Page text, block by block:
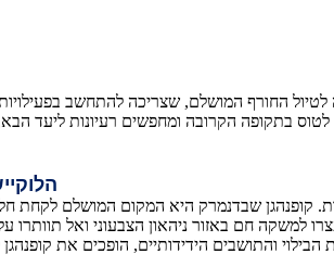
החורף המושלם, שצריכה להתחשב בפעילויות
שבדנמרק היא המקום המושלם לקחת
חם באזור ניהאון הצבעוני ואל תוותרו